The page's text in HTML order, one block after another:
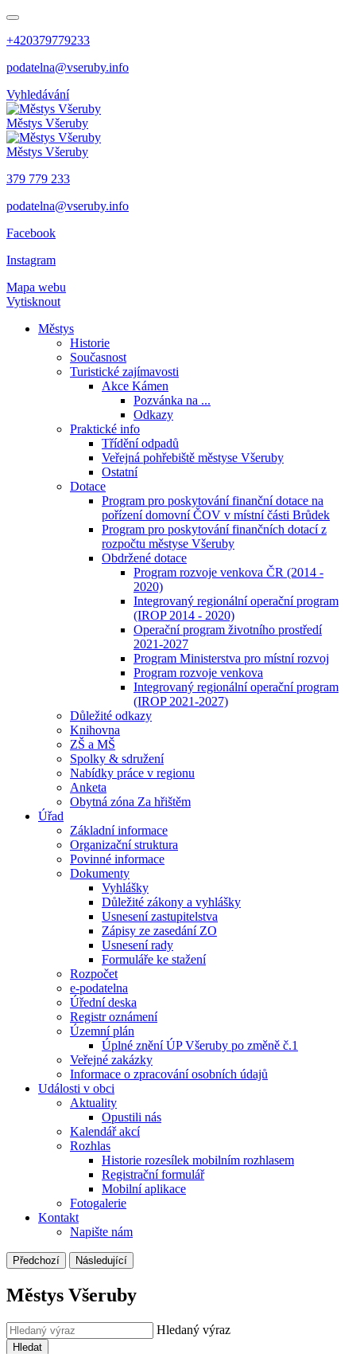
+420379779233
podatelna@vseruby.info
Vyhledávání
Městys Všeruby
Městys Všeruby
379 779 233
podatelna@vseruby.info
Facebook
Instagram
Mapa webu
Vytisknout
Městys
Historie
Současnost
Turistické zajímavosti
Akce Kámen
Pozvánka na ...
Odkazy
Praktické info
Třídění odpadů
Veřejná pohřebiště městyse Všeruby
Ostatní
Dotace
Program pro poskytování finanční dotace na
pořízení domovní ČOV v místní části Brůdek
Program pro poskytování finančních dotací z
rozpočtu městyse Všeruby
Obdržené dotace
Program rozvoje venkova ČR (2014 -
2020)
Integrovaný regionální operační program
(IROP 2014 - 2020)
Operační program životního prostředí
2021-2027
Program Ministerstva pro místní rozvoj
Program rozvoje venkova
Integrovaný regionální operační program
(IROP 2021-2027)
Důležité odkazy
Knihovna
ZŠ a MŠ
Spolky & sdružení
Nabídky práce v regionu
Anketa
Obytná zóna Za hřištěm
Úřad
Základní informace
Organizační struktura
Povinné informace
Dokumenty
Vyhlášky
Důležité zákony a vyhlášky
Usnesení zastupitelstva
Zápisy ze zasedání ZO
Usnesení rady
Formuláře ke stažení
Rozpočet
e-podatelna
Úřední deska
Registr oznámení
Územní plán
Úplné znění ÚP Všeruby po změně č.1
Veřejné zakázky
Informace o zpracování osobních údajů
Události v obci
Aktuality
Opustili nás
Kalendář akcí
Rozhlas
Historie rozesílek mobilním rozhlasem
Registrační formulář
Mobilní aplikace
Fotogalerie
Kontakt
Napište nám
Předchozí Následující
Městys Všeruby
Hledaný výraz
Hledat